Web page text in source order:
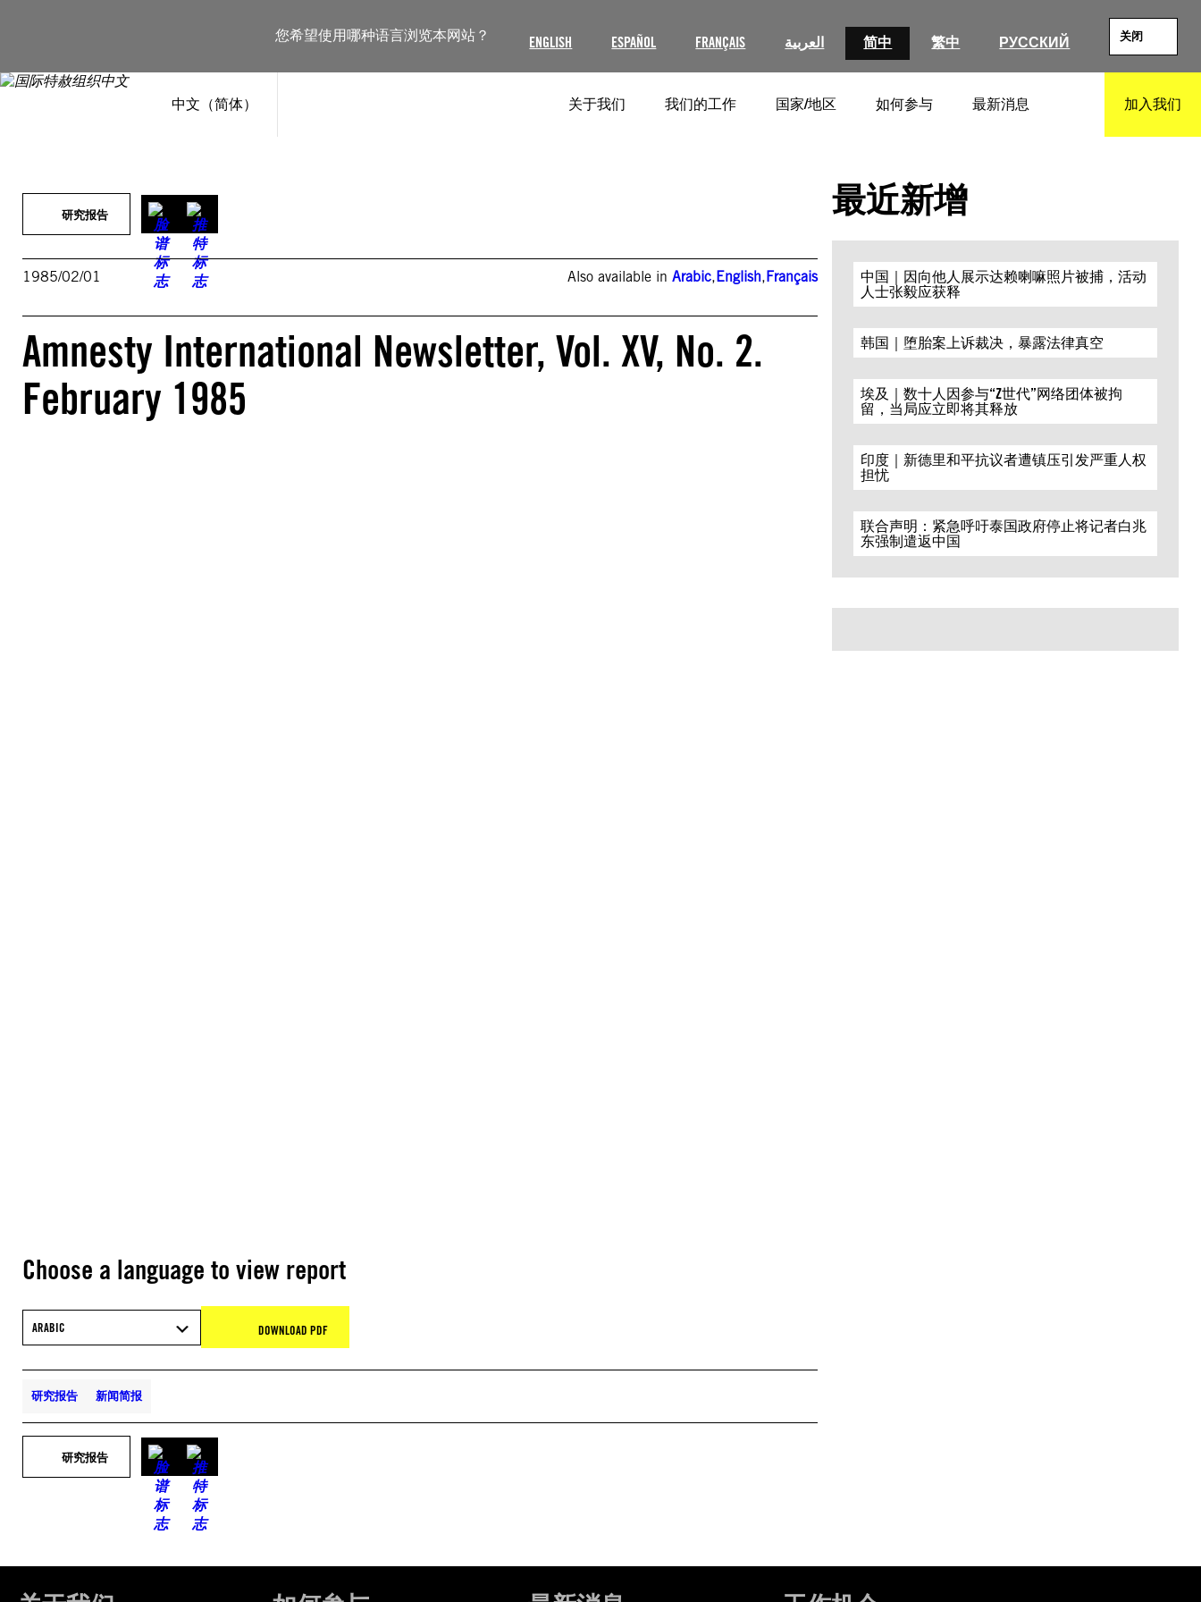
您希望使用哪种语言浏览本网站？ ENGLISH ESPAÑOL FRANÇAIS العربية 简中 繁中 РУССКИЙ 关闭
中文（简体） 关于我们 我们的工作 国家/地区 如何参与 最新消息 加入我们
研究报告
1985/02/01 Also available inArabic,English,Français
Amnesty International Newsletter, Vol. XV, No. 2.
February 1985
Choose a language to view report
ARABIC DOWNLOAD PDF
研究报告 新闻简报
研究报告
最近新增
中国｜因向他人展示达赖喇嘛照片被捕，活动
人士张毅应获释
韩国｜堕胎案上诉裁决，暴露法律真空
埃及｜数十人因参与“Z世代”网络团体被拘
留，当局应立即将其释放
印度｜新德里和平抗议者遭镇压引发严重人权
担忧
联合声明：紧急呼吁泰国政府停止将记者白兆
东强制遣返中国